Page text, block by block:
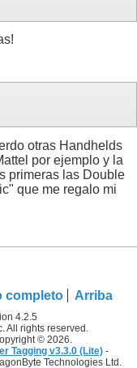
otras Handhelds
por ejemplo y la
primeras las Double
que me regalo mi
completo Arriba
4.2.5
All rights reserved.
© 2026.
Tagging v3.3.0 (Lite) -
Technologies Ltd.